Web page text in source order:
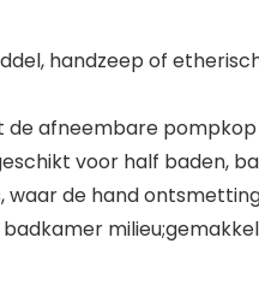
handzeep of
afneembare pompkop
voor half baden,
de hand